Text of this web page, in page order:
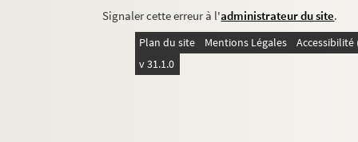
Signaler cette erreur à l'administrateur du site.
Plan du site Mentions Légales
v 31.1.0